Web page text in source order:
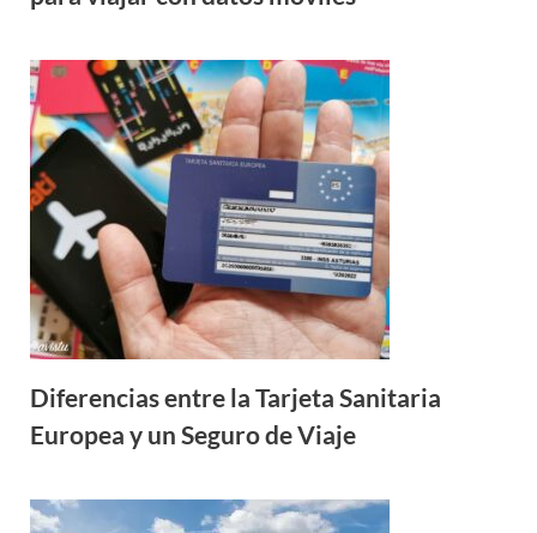
Diferencias entre la Tarjeta Sanitaria
Europea y un Seguro de Viaje